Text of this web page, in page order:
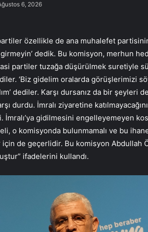
6, 2026
özellikle de ana muhalefet partisinin
dedik. Bu komisyon, merhun
partiler tuzağa düşürülmek suretiyle
‘Biz gidelim oralarda görüşlerimizi
dediler. Karşı dursanız da bir
durdu. İmralı ziyaretine
İmralı’ya gidilmesini engelleyemeyen
o komisyonda bulunmamalı ve bu
de geçerlidir. Bu komisyon Abdullah
ifadelerini kullandı.